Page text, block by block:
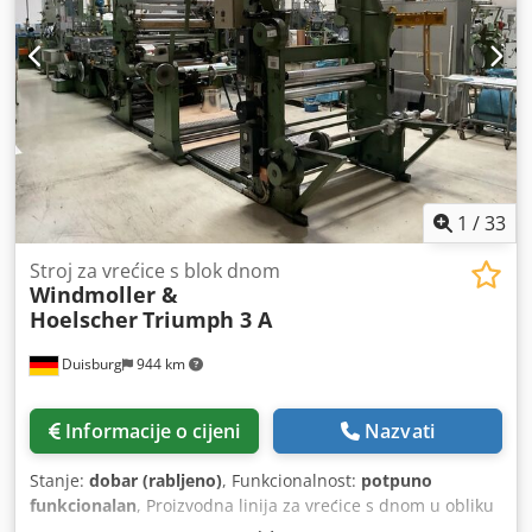
glave S novim električnim sustavom, novim trofaznim
glavnim motorom s inverterom, mehaničkim i električnim
kočionim sustavom, Sole sustavom lijepljenja s neovisnim
motorom Maks. širina papira: 830 mm Maks. promjer role:
1000 mm Unutarnji promjer jezgre: 70/76 mm Brzina: 100-
180 vrećica/min Formirajuće ploče: 115, 140, 190, 220, 300
mm Crjdpfx Agsy Icv Dskof Tiskarski cilindri: 4 x 280, 2 x
350, 2 x 410, 2 x 480, 2 x 560 mm Moguće vidjeti u radu
Dostupno odmah
1 /33
Duisburg 944 km
Stroj za vrećice s blok dnom
Windmoller &
HoelscherTriumph 3 A
Informacije o cijeni Nazvati
Stanje: dobar (rabljeno), Funkcionalnost: potpuno
funkcionalan, Proizvodna linija za vrećice s dnom u obliku